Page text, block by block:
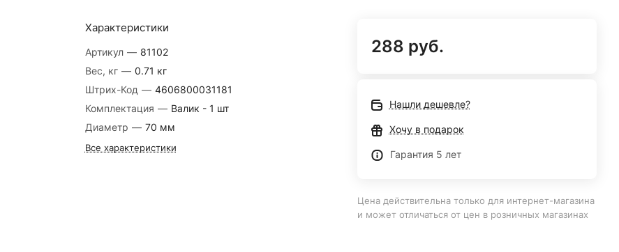
Характеристики
Артикул — 81102
Вес, кг — 0.71 кг
Штрих-Код — 4606800031181
Комплектация — Валик - 1 шт
Диаметр — 70 мм
Все характеристики
288 руб.
Нашли дешевле?
Хочу в подарок
Гарантия 5 лет
Цена действительна только для интернет-магазина
и может отличаться от цен в розничных магазинах